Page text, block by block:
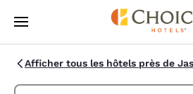
Passer à Contenu Principal
Afficher tous les hôtels près de